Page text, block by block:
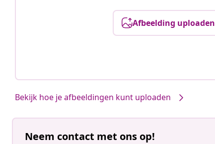
Afbeelding uploaden
Bekijk hoe je afbeeldingen kunt uploaden
Neem contact met ons op!